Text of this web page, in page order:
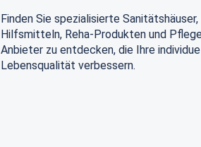
Finden Sie spezialisierte
Hilfsmitteln, Reha-Produkten und
Anbieter zu entdecken, die Ihre
Lebensqualität verbessern.